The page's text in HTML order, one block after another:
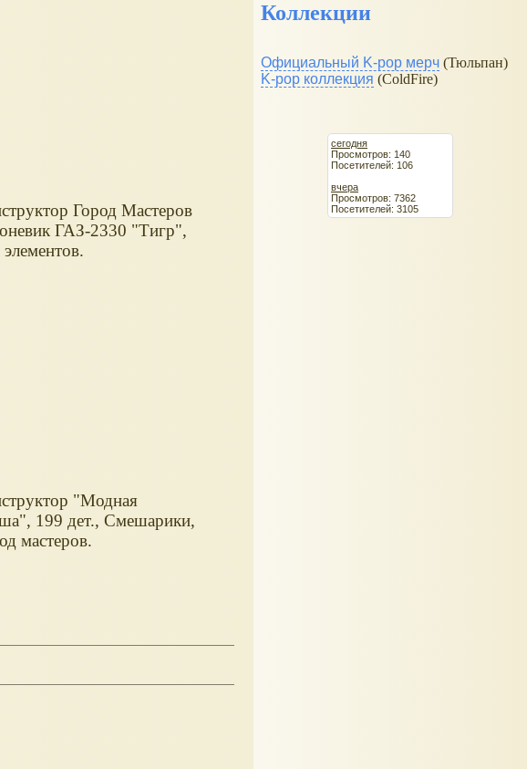
Город Мастеров
ГАЗ-2330 "Тигр",
"Модная
199 дет., Смешарики,
мастеров.
Коллекции
Официальный K-pop мерч (Тюльпан)
K-pop коллекция (ColdFire)
сегодня
Просмотров: 140
Посетителей: 106
вчера
Просмотров: 7362
Посетителей: 3105